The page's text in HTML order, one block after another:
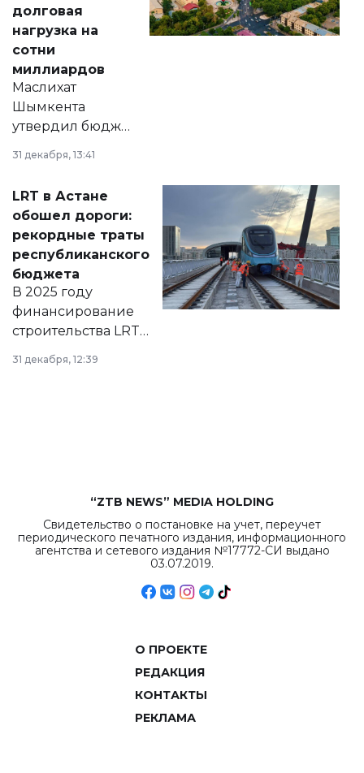
долговая
нагрузка на
сотни
миллиардов
Маслихат
Шымкента
утвердил бюджет
города на 2026–
2028 годы.
документ
появился в базе
нормативных
правовых актов и
на сайте маслихат
города.
31 декабря, 13:41
LRT в Астане
обошел дороги:
рекордные траты
республиканского
бюджета
В 2025 году
финансирование
строительства LRT
в Астане из
республиканского
31 декабря, 12:39
“ZTB NEWS” MEDIA HOLDING
Свидетельство о постановке на учет, переучет
периодического печатного издания, информационного
агентства и сетевого издания №17772-СИ выдано
03.07.2019.
О ПРОЕКТЕ
РЕДАКЦИЯ
КОНТАКТЫ
РЕКЛАМА